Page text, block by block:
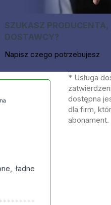
SZUKASZ PRODUCENTA,
DOSTAWCY?
Napisz czego potrzebujesz
ładne
* Usługa
dostępna
dla firm,
abonament.